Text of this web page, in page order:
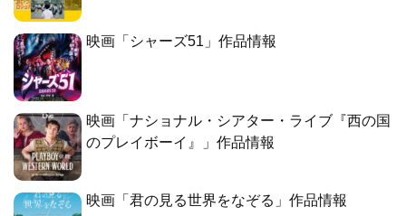
映画「シャーズ51」作品情報
映画「ナショナル・シアター・ライブ『西の国
のプレイボーイ』」作品情報
映画「君の見る世界をなぞる」作品情報